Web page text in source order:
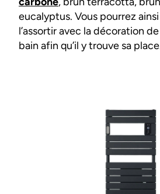
eucalyptus. Vous pourrez
l’assortir avec la décoration
bain afin qu’il y trouve sa